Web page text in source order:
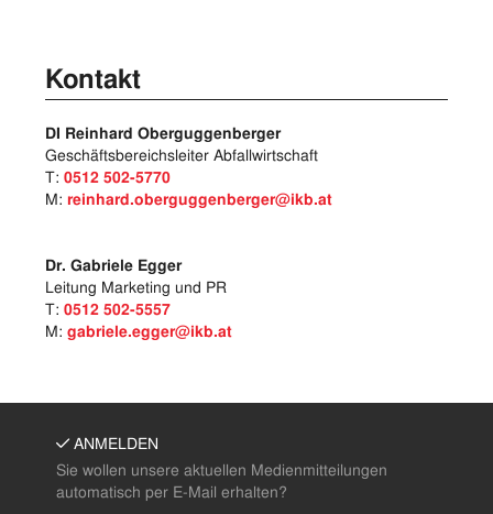
Kontakt
DI Reinhard Oberguggenberger
Geschäftsbereichsleiter Abfallwirtschaft
T: 0512 502-5770
M: reinhard.oberguggenberger@ikb.at
Dr. Gabriele Egger
Leitung Marketing und PR
T: 0512 502-5557
M: gabriele.egger@ikb.at
ANMELDEN
Sie wollen unsere aktuellen Medienmitteilungen
automatisch per E-Mail erhalten?